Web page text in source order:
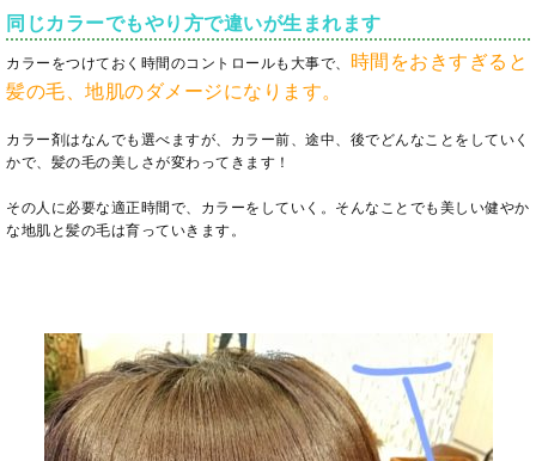
同じカラーでもやり方で違いが生まれます
カラーをつけておく時間のコントロールも大事で、
時間をおきすぎると
髪の毛、地肌のダメージになります。
カラー剤はなんでも選べますが、カラー前、途中、後でどんなことをしていく
かで、髪の毛の美しさが変わってきます！
その人に必要な適正時間で、カラーをしていく。そんなことでも美しい健やか
な地肌と髪の毛は育っていきます。